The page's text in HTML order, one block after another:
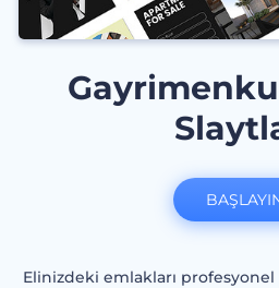
Elinizdeki emlakları